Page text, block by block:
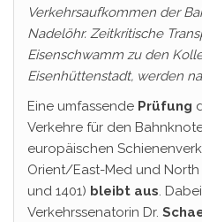
Verkehrsaufkommen der
Nadelöhr. Zeitkritische
Eisenschwamm zu den
Eisenhüttenstadt, werden
Eine umfassende Prüfung
Verkehre für den
europäischen
Orient/East-Med und North
und 1401) bleibt aus.
Verkehrssenatorin Dr.